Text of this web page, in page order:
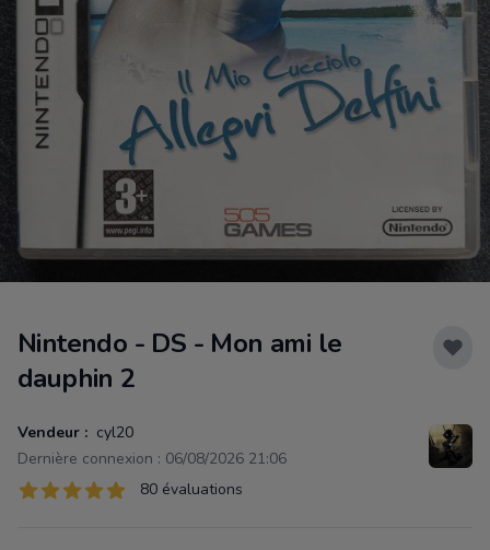
Nintendo - DS - Mon ami le
dauphin 2
Vendeur : cyl20
Dernière connexion : 06/08/2026 21:06
Évaluations
80 sur 5 étoiles 80 évaluations